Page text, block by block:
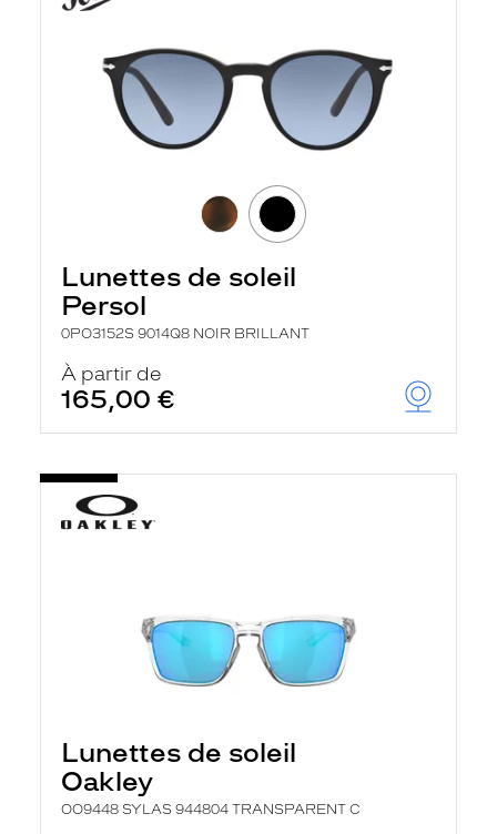
Lunettes de soleil
Persol
0PO3152S 9014Q8 NOIR BRILLANT
À partir de
165,00 €
Lunettes de soleil
Oakley
OO9448 SYLAS 944804 TRANSPARENT C